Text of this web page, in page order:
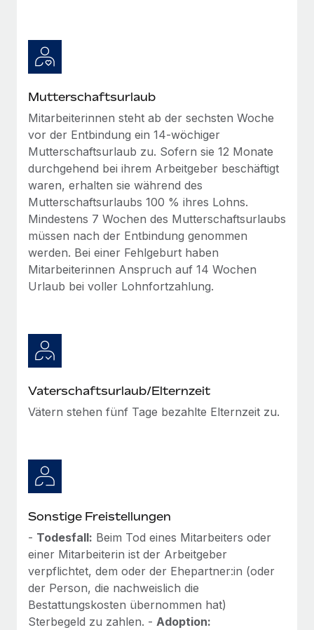
Mutterschaftsurlaub
Mitarbeiterinnen steht ab der sechsten Woche
vor der Entbindung ein 14-wöchiger
Mutterschaftsurlaub zu. Sofern sie 12 Monate
durchgehend bei ihrem Arbeitgeber beschäftigt
waren, erhalten sie während des
Mutterschaftsurlaubs 100 % ihres Lohns.
Mindestens 7 Wochen des Mutterschaftsurlaubs
müssen nach der Entbindung genommen
werden. Bei einer Fehlgeburt haben
Mitarbeiterinnen Anspruch auf 14 Wochen
Urlaub bei voller Lohnfortzahlung.
Vaterschaftsurlaub/Elternzeit
Vätern stehen fünf Tage bezahlte Elternzeit zu.
Sonstige Freistellungen
- Todesfall: Beim Tod eines Mitarbeiters oder
einer Mitarbeiterin ist der Arbeitgeber
verpflichtet, dem oder der Ehepartner:in (oder
der Person, die nachweislich die
Bestattungskosten übernommen hat)
Sterbegeld zu zahlen. - Adoption: